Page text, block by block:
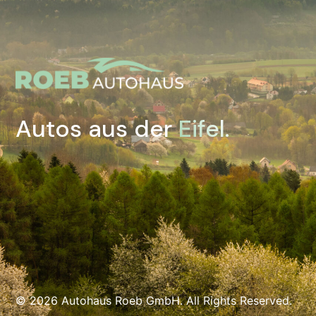
Autos aus derEifel.
© 2026 Autohaus Roeb GmbH. All Rights Reserved.